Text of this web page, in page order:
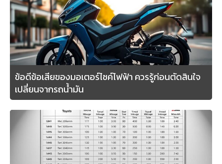
ข้อดีข้อเสียของมอเตอร์ไซค์ไฟฟ้า ควรรู้ก่อนตัดสินใจ
เปลี่ยนจากรถน้ำมัน